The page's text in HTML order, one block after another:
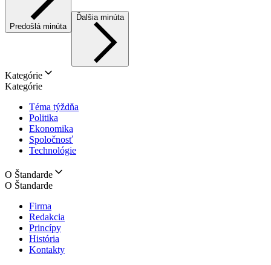
Predošlá minúta
Ďalšia minúta
Kategórie
Kategórie
Téma týždňa
Politika
Ekonomika
Spoločnosť
Technológie
O Štandarde
O Štandarde
Firma
Redakcia
Princípy
História
Kontakty